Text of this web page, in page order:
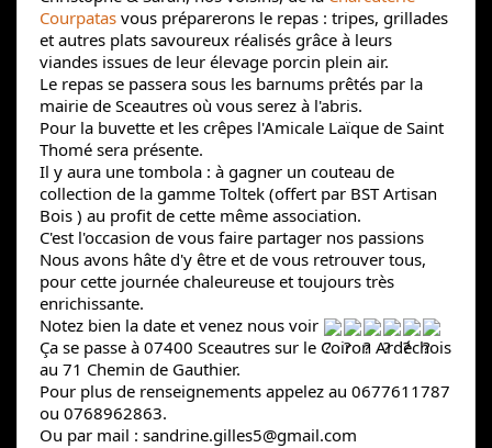
Courpatas vous préparerons le repas : tripes, grillades
et autres plats savoureux réalisés grâce à leurs
viandes issues de leur élevage porcin plein air.
Le repas se passera sous les barnums prêtés par la
mairie de Sceautres où vous serez à l'abris.
Pour la buvette et les crêpes l'Amicale Laïque de Saint
Thomé sera présente.
Il y aura une tombola : à gagner un couteau de
collection de la gamme Toltek (offert par BST Artisan
Bois ) au profit de cette même association.
C'est l'occasion de vous faire partager nos passions
Nous avons hâte d'y être et de vous retrouver tous,
pour cette journée chaleureuse et toujours très
enrichissante.
Notez bien la date et venez nous voir
Ça se passe à 07400 Sceautres sur le Coiron Ardéchois
au 71 Chemin de Gauthier.
Pour plus de renseignements appelez au 0677611787
ou 0768962863.
Ou par mail : sandrine.gilles5@gmail.com